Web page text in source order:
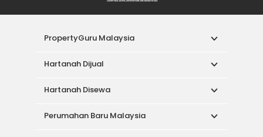
PropertyGuru Malaysia
Hartanah Dijual
Hartanah Disewa
Perumahan Baru Malaysia